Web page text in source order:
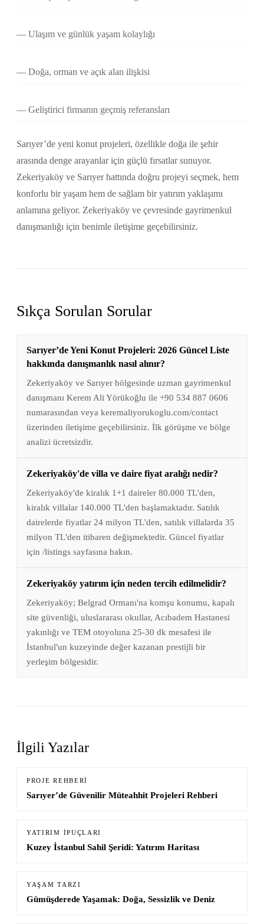
Ulaşım ve günlük yaşam kolaylığı
Doğa, orman ve açık alan ilişkisi
Geliştirici firmanın geçmiş referansları
Sarıyer’de yeni konut projeleri, özellikle doğa ile şehir
arasında denge arayanlar için güçlü fırsatlar sunuyor.
Zekeriyaköy ve Sarıyer hattında doğru projeyi seçmek, hem
konforlu bir yaşam hem de sağlam bir yatırım yaklaşımı
anlamına geliyor. Zekeriyaköy ve çevresinde gayrimenkul
danışmanlığı için benimle iletişime geçebilirsiniz.
Sıkça Sorulan Sorular
Sarıyer’de Yeni Konut Projeleri: 2026 Güncel Liste
hakkında danışmanlık nasıl alınır?
Zekeriyaköy ve Sarıyer bölgesinde uzman gayrimenkul
danışmanı Kerem Ali Yörükoğlu ile +90 534 887 0606
numarasından veya keremaliyorukoglu.com/contact
üzerinden iletişime geçebilirsiniz. İlk görüşme ve bölge
analizi ücretsizdir.
Zekeriyaköy'de villa ve daire fiyat aralığı nedir?
Zekeriyaköy'de kiralık 1+1 daireler 80.000 TL'den,
kiralık villalar 140.000 TL'den başlamaktadır. Satılık
dairelerde fiyatlar 24 milyon TL'den, satılık villalarda 35
milyon TL'den itibaren değişmektedir. Güncel fiyatlar
için /listings sayfasına bakın.
Zekeriyaköy yatırım için neden tercih edilmelidir?
Zekeriyaköy; Belgrad Ormanı'na komşu konumu, kapalı
site güvenliği, uluslararası okullar, Acıbadem Hastanesi
yakınlığı ve TEM otoyoluna 25-30 dk mesafesi ile
İstanbul'un kuzeyinde değer kazanan prestijli bir
yerleşim bölgesidir.
İlgili Yazılar
PROJE REHBERI
Sarıyer’de Güvenilir Müteahhit Projeleri Rehberi
YATIRIM İPUÇLARI
Kuzey İstanbul Sahil Şeridi: Yatırım Haritası
YAŞAM TARZI
Gümüşderede Yaşamak: Doğa, Sessizlik ve Deniz